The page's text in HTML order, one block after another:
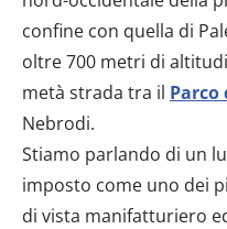
confine con quella di
oltre 700 metri di
metà strada tra il Parco
Nebrodi.
Stiamo parlando di un
imposto come uno dei
di vista manifatturiero